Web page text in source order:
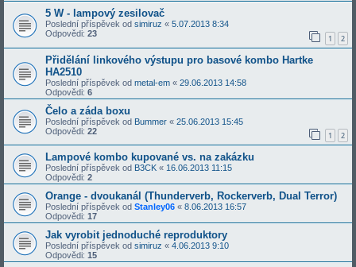
5 W - lampový zesilovač
Poslední příspěvek od simiruz « 5.07.2013 8:34
Odpovědi: 23 1 2
Přidělání linkového výstupu pro basové kombo Hartke
HA2510
Poslední příspěvek od metal-em « 29.06.2013 14:58
Odpovědi: 6
Čelo a záda boxu
Poslední příspěvek od Bummer « 25.06.2013 15:45
Odpovědi: 22 1 2
Lampové kombo kupované vs. na zakázku
Poslední příspěvek od B3CK « 16.06.2013 11:15
Odpovědi: 2
Orange - dvoukanál (Thunderverb, Rockerverb, Dual Terror)
Poslední příspěvek od Stanley06 « 8.06.2013 16:57
Odpovědi: 17
Jak vyrobit jednoduché reproduktory
Poslední příspěvek od simiruz « 4.06.2013 9:10
Odpovědi: 15